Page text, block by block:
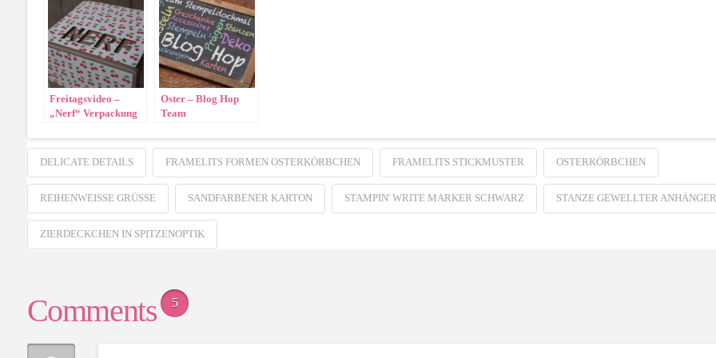
Freitagsvideo –
„Nerf“ Verpackung
Oster – Blog Hop
Team
DELICATE DETAILS FRAMELITS FORMEN OSTERKÖRBCHEN FRAMELITS STICKMUSTER OSTERKÖRBCHEN
REIHENWEISSE GRÜSSE SANDFARBENER KARTON STAMPIN' WRITE MARKER SCHWARZ STANZE GEWELLTER ANHÄNGER
ZIERDECKCHEN IN SPITZENOPTIK
Comments 5